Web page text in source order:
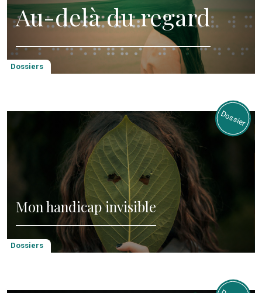
Dossiers
Au-delà du regard
Dossiers
Mon handicap invisible